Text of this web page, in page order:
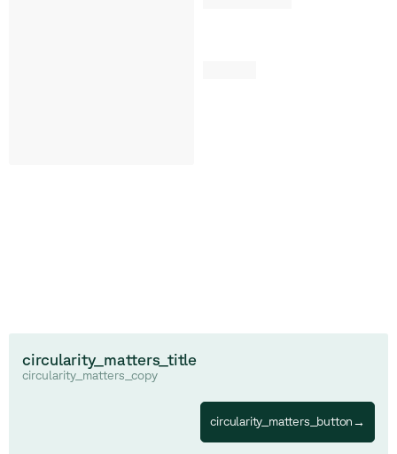
circularity_matters_title
circularity_matters_copy
circularity_matters_button→